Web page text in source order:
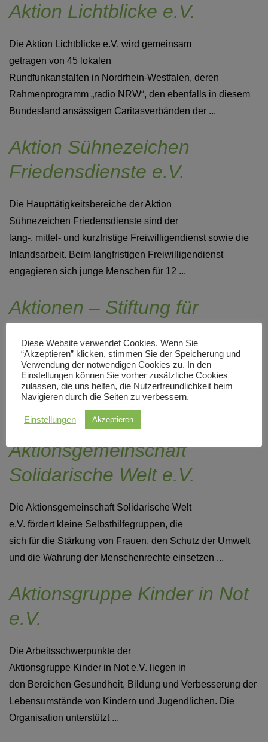
Aktion Lichtblicke e.V.
Die Aktion Lichtblicke e.V. wird gemeinsam
getragen von 45 lokalen
Rundfunkanstalten in Nordrhein-Westfalen, deren
Rahmenprogramm „radio NRW“, den ebenfalls in diesem
Bundesland ansässigen Caritasverbänden der ...
Aktion Sühnezeichen
Friedensdienste e.V.
Die Haupttätigkeitsbereiche der Aktion
Sühnezeichen Friedensdienste sind der
lang-, mittel- und kurzfristige Freiwilligendienst sowie die
Inlandsarbeit. Beim langfristigen Freiwilligendienst
engagieren sich junge Menschen für 12 ...
Aktionen – Stiftung für
Aktionen – Stiftung für Menschen in Not
setzt sich für die Verbesserung der
Lebensbedingungen benachteiligter Menschen im In- und
Ausland ein. Ab 2026 konzentriert sich ...
Aktionsgemeinschaft
Solidarische Welt e.V.
Die Aktionsgemeinschaft Solidarische Welt
e.V. fördert kleine Selbsthilfegruppen, die
sich für die Stärkung von Frauen, den Schutz der Umwelt
und die Wahrung der Menschenrechte einsetzen ...
Aktionsgruppe Kinder in Not
e.V.
Die Arbeitsschwerpunkte der
Aktionsgruppe Kinder in Not e.V. liegen in
den Bereichen Gesundheit, Bildung und Verbesserung der
Lebensumstände von Kindern und Jugendlichen. Die
Organisation unterstützt ...
Diese Website verwendet Cookies. Wenn Sie
“Akzeptieren” klicken, stimmen Sie der Speicherung und
Verwendung der notwendigen Cookies zu. In den
Einstellungen können Sie vorher zusätzliche Cookies
zulassen, die uns helfen, die Nutzerfreundlichkeit beim
Navigieren durch die Seiten zu verbessern.
Einstellungen Akzeptieren